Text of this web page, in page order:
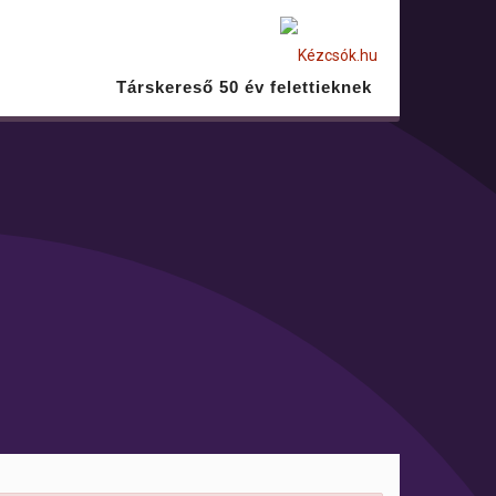
Társkereső 50 év felettieknek